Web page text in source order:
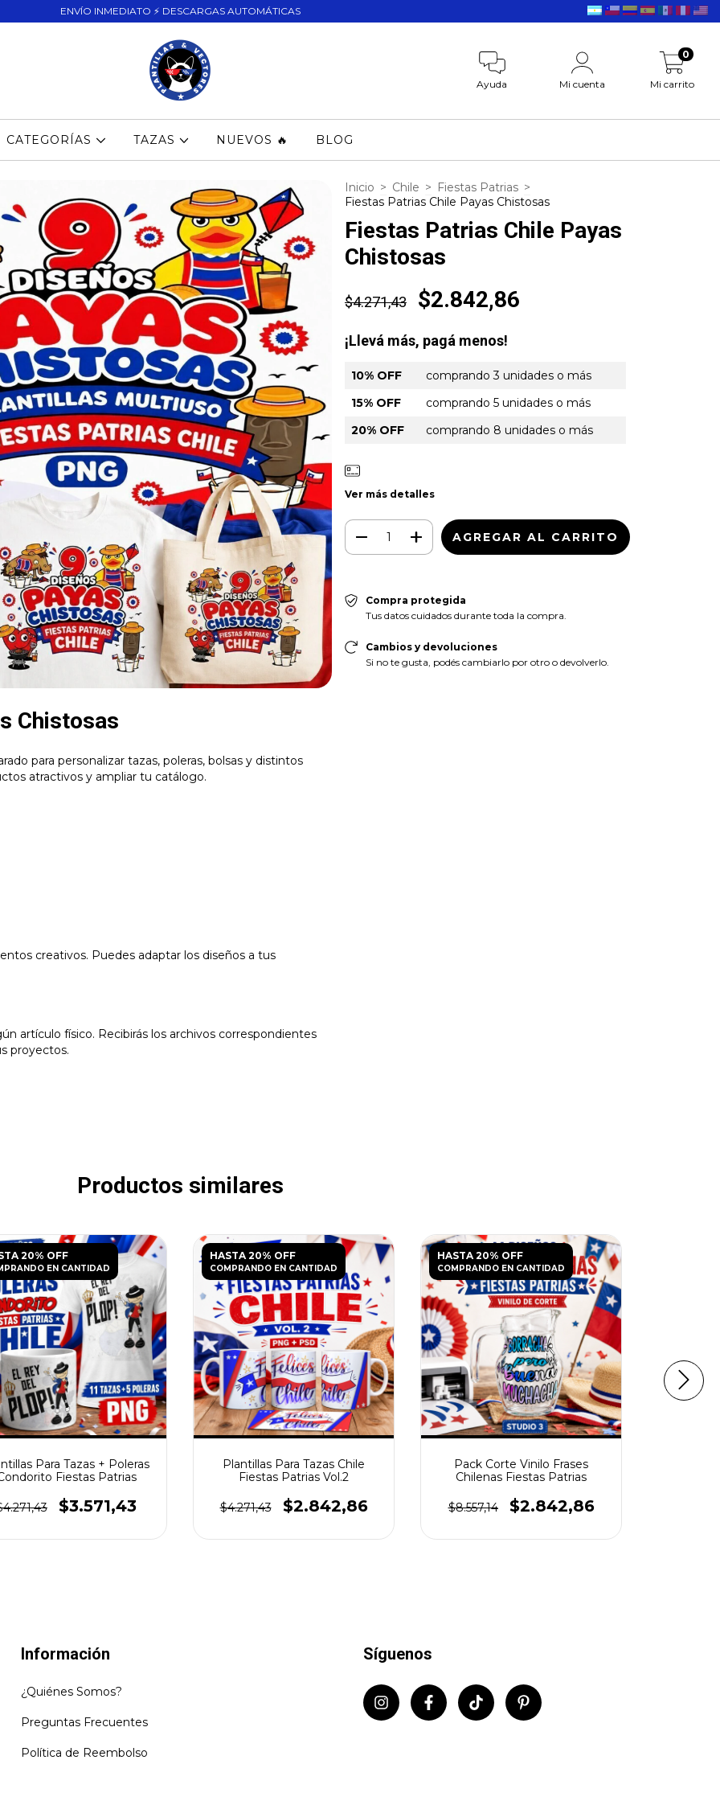
ENVÍO INMEDIATO ⚡ DESCARGAS AUTOMÁTICAS
Ayuda Mi cuenta Mi carrito
0
CATEGORÍAS TAZAS NUEVOS 🔥 BLOG
Chistosas
para personalizar tazas, poleras, bolsas y distintos
atractivos y ampliar tu catálogo.
creativos. Puedes adaptar los diseños a tus
artículo físico. Recibirás los archivos correspondientes
proyectos.
Inicio > Chile > Fiestas Patrias >
Fiestas Patrias Chile Payas Chistosas
Fiestas Patrias Chile Payas
Chistosas
$4.271,43 $2.842,86
¡Llevá más, pagá menos!
10% OFF
comprando 3 unidades o más
15% OFF
comprando 5 unidades o más
20% OFF
comprando 8 unidades o más
Ver más detalles
Compra protegida
Tus datos cuidados durante toda la compra.
Cambios y devoluciones
Si no te gusta, podés cambiarlo por otro o devolverlo.
Productos similares
20% OFF
EN CANTIDAD
Para Tazas + Poleras
Fiestas Patrias
$3.571,43
HASTA 20% OFF
COMPRANDO EN CANTIDAD
Plantillas Para Tazas Chile
Fiestas Patrias Vol.2
$4.271,43 $2.842,86
HASTA 20% OFF
COMPRANDO EN CANTIDAD
Pack Corte Vinilo Frases
Chilenas Fiestas Patrias
$8.557,14 $2.842,86
Información
¿Quiénes Somos?
Preguntas Frecuentes
Política de Reembolso
Síguenos